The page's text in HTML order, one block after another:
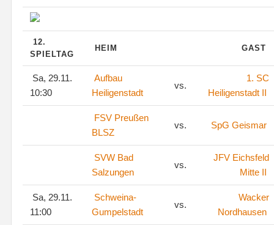
12.
SPIELTAG
HEIM GAST
Sa, 29.11.
10:30
Aufbau
Heiligenstadt
vs.
1. SC
Heiligenstadt II
FSV Preußen
BLSZ
vs. SpG Geismar
SVW Bad
Salzungen
vs.
JFV Eichsfeld
Mitte II
Sa, 29.11.
11:00
Schweina-
Gumpelstadt
vs.
Wacker
Nordhausen